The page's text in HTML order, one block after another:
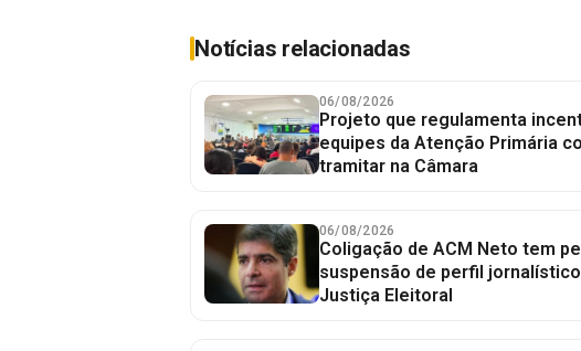
Notícias relacionadas
06/08/2026
Projeto que regulamenta
equipes da Atenção Primária
tramitar na Câmara
06/08/2026
Coligação de ACM Neto tem
suspensão de perfil
Justiça Eleitoral